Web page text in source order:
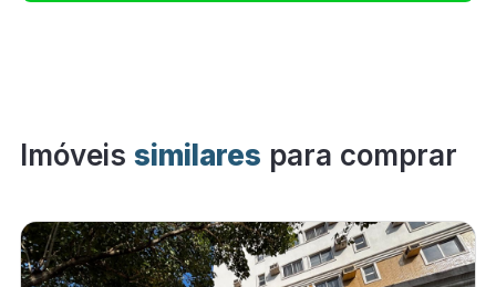
Imóveis similares para comprar